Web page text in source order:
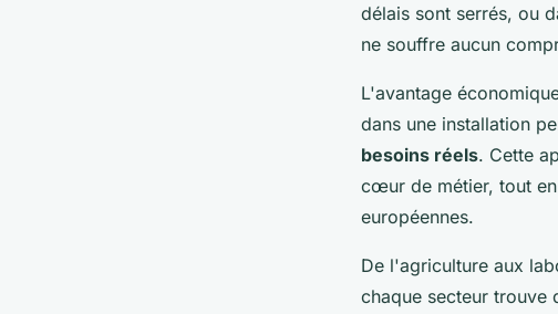
délais sont serrés, ou
ne souffre aucun
L'avantage
dans une installation
besoins réels. Cette
cœur de métier, tout
européennes.
De l'agriculture aux
chaque secteur trouve